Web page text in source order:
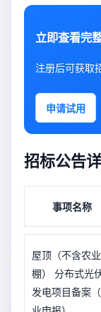
立即查看完
注册后可获取
申请试用
招标公告
事项名称
屋顶（不含农
棚） 分布式光
发电项目备案